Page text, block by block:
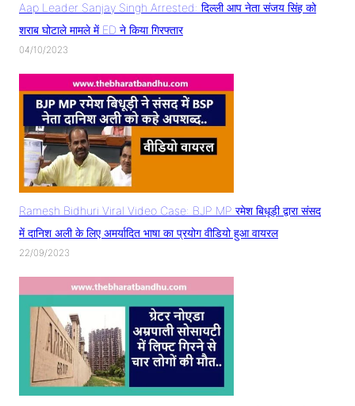
Aap Leader Sanjay Singh Arrested: दिल्ली आप नेता संजय सिंह को
शराब घोटाले मामले में ED ने किया गिरफ्तार
04/10/2023
Ramesh Bidhuri Viral Video Case: BJP MP रमेश बिधूड़ी द्वारा संसद
में दानिश अली के लिए अमर्यादित भाषा का प्रयोग वीडियो हुआ वायरल
22/09/2023